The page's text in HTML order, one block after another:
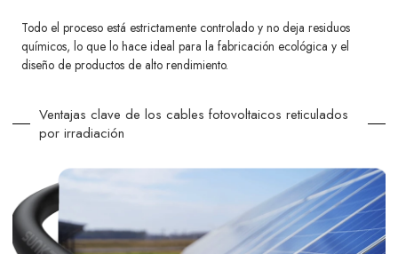
Todo el proceso está estrictamente controlado y no deja residuos
químicos, lo que lo hace ideal para la fabricación ecológica y el
diseño de productos de alto rendimiento.
Ventajas clave de los cables fotovoltaicos reticulados
por irradiación